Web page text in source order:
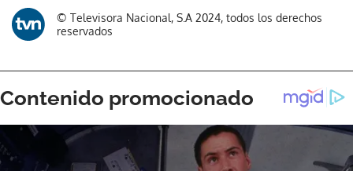
Gracias por suscribirte a nuestro boletín.
ACEPTAR
© Televisora Nacional, S.A 2024, todos los derechos
reservados